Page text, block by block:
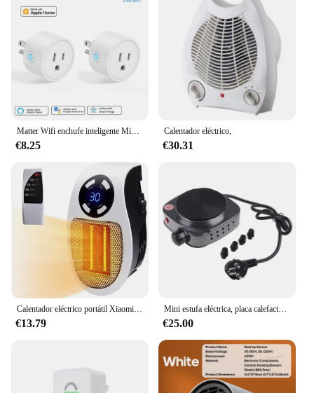
€8.25
Calentador eléctrico,
€30.31
Calentador eléctrico portátil Xiaomi de 500W, calentador de pared enchufable para habitación, aparato de calefacción, estufa, Mini radiador, máquina calentadora remota
€13.79
Mini estufa eléctrica, placa calefactora de café, 500W, Kit multifuncional de electrodomésticos
€25.00